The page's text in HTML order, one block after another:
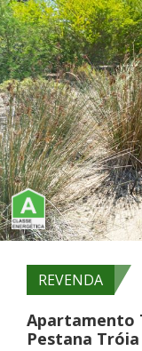
REVENDA
Apartamento
Pestana